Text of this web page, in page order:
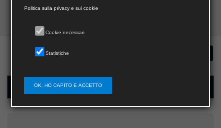
Username recovery
Politica sulla privacy e sui cookie
Cookie necessari
Statistiche
OK, HO CAPITO E ACCETTO